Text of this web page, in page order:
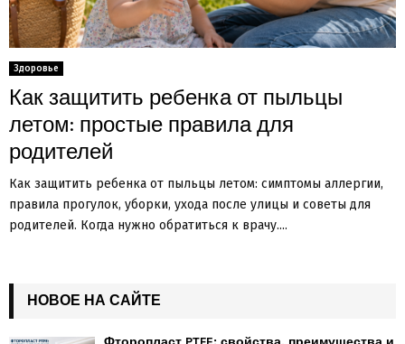
Здоровье
Как защитить ребенка от пыльцы
летом: простые правила для
родителей
Как защитить ребенка от пыльцы летом: симптомы аллергии,
правила прогулок, уборки, ухода после улицы и советы для
родителей. Когда нужно обратиться к врачу....
НОВОЕ НА САЙТЕ